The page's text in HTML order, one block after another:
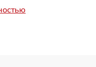
платы